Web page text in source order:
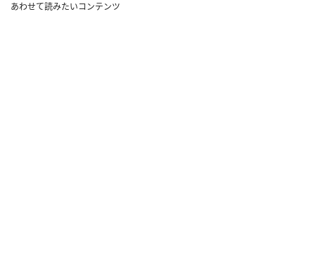
あわせて読みたいコンテンツ